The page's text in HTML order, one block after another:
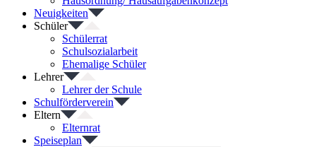
Neuigkeiten
Schüler
Schülerrat
Schulsozialarbeit
Ehemalige Schüler
Lehrer
Lehrer der Schule
Schulförderverein
Eltern
Elternrat
Speiseplan